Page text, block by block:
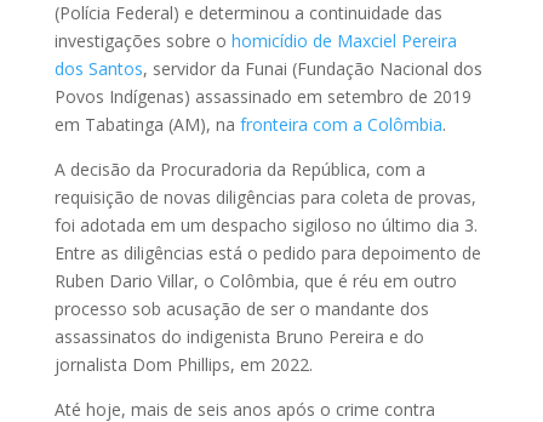
(Polícia Federal) e determinou a continuidade das
investigações sobre o homicídio de Maxciel Pereira
dos Santos, servidor da Funai (Fundação Nacional dos
Povos Indígenas) assassinado em setembro de 2019
em Tabatinga (AM), na fronteira com a Colômbia.
A decisão da Procuradoria da República, com a
requisição de novas diligências para coleta de provas,
foi adotada em um despacho sigiloso no último dia 3.
Entre as diligências está o pedido para depoimento de
Ruben Dario Villar, o Colômbia, que é réu em outro
processo sob acusação de ser o mandante dos
assassinatos do indigenista Bruno Pereira e do
jornalista Dom Phillips, em 2022.
Até hoje, mais de seis anos após o crime contra